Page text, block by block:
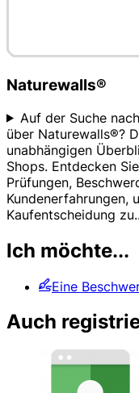
Naturewalls®
Auf der Suche
über Naturewalls®?
unabhängigen
Shops. Entdecken
Prüfungen,
Kundenerfahrungen,
Kaufentscheidung zu
Ich möchte...
Eine
Auch